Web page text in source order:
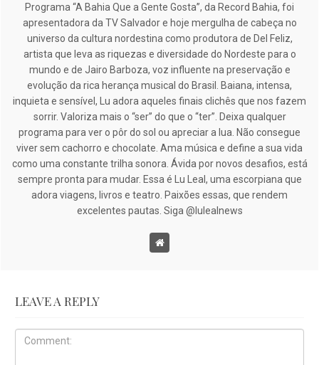
Programa “A Bahia Que a Gente Gosta”, da Record Bahia, foi
apresentadora da TV Salvador e hoje mergulha de cabeça no
universo da cultura nordestina como produtora de Del Feliz,
artista que leva as riquezas e diversidade do Nordeste para o
mundo e de Jairo Barboza, voz influente na preservação e
evolução da rica herança musical do Brasil. Baiana, intensa,
inquieta e sensível, Lu adora aqueles finais clichês que nos fazem
sorrir. Valoriza mais o “ser” do que o “ter”. Deixa qualquer
programa para ver o pôr do sol ou apreciar a lua. Não consegue
viver sem cachorro e chocolate. Ama música e define a sua vida
como uma constante trilha sonora. Ávida por novos desafios, está
sempre pronta para mudar. Essa é Lu Leal, uma escorpiana que
adora viagens, livros e teatro. Paixões essas, que rendem
excelentes pautas. Siga @lulealnews
LEAVE A REPLY